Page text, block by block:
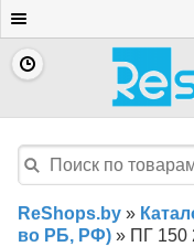
ReShops.by »
во РБ, РФ) » ПГ 150